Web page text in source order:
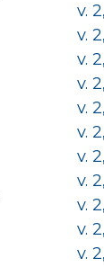
v.
v.
v.
v.
v.
v.
v.
v.
v.
v.
v.